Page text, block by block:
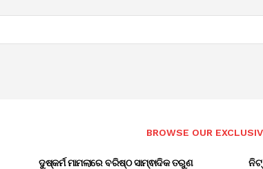
BROWSE OUR
ଦୁଷ୍କର୍ମ ମାମଲାରେ ବରିଷ୍ଠ ସାମ୍ଵାଦିକ ତରୁଣ
ନିଟ୍